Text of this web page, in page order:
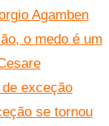
Agamben
o medo é um
exceção
se tornou